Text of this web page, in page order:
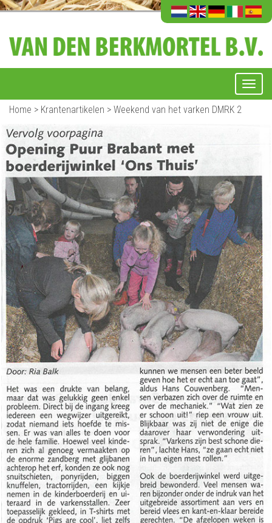
Home > Krantenartikelen > Weekend van het varken DMRK 2